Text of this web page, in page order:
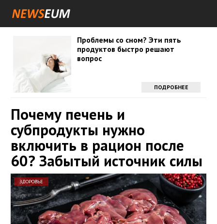
Проблемы со сном? Эти пять
продуктов быстро решают
вопрос
ПОДРОБНЕЕ
Почему печень и
субпродукты нужно
включить в рацион после
60? Забытый источник силы
ЗДОРОВЬЕ